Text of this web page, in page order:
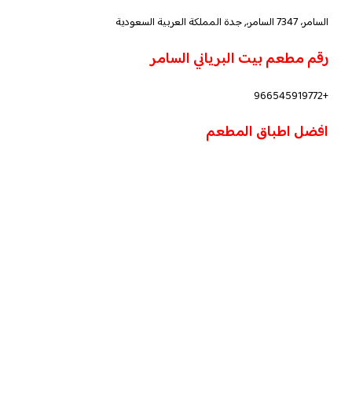
السامر، 7347 السامر،, جدة المملكة العربية السعودية
رقم مطعم بيت البرياني السامر
+966545919772
افضل اطباق المطعم